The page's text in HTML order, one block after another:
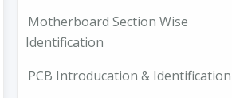
Motherboard Section Wise
Identification
PCB Introducation & Identification